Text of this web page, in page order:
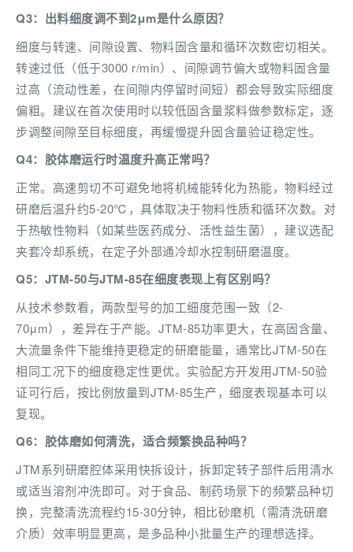
Q3：出料细度调不到2μm是什么原因？
细度与转速、间隙设置、物料固含量和循环次数密切相关。
转速过低（低于3000 r/min）、间隙调节偏大或物料固含量
过高（流动性差，在间隙内停留时间短）都会导致实际细度
偏粗。建议在首次使用时以较低固含量浆料做参数标定，逐
步调整间隙至目标细度，再缓慢提升固含量验证稳定性。
Q4：胶体磨运行时温度升高正常吗？
正常。高速剪切不可避免地将机械能转化为热能，物料经过
研磨后温升约5-20℃，具体取决于物料性质和循环次数。对
于热敏性物料（如某些医药成分、活性益生菌），建议选配
夹套冷却系统，在定子外部通冷却水控制研磨温度。
Q5：JTM-50与JTM-85在细度表现上有区别吗？
从技术参数看，两款型号的加工细度范围一致（2-
70μm），差异在于产能。JTM-85功率更大，在高固含量、
大流量条件下能维持更稳定的研磨能量，通常比JTM-50在
相同工况下的细度稳定性更优。实验配方开发用JTM-50验
证可行后，按比例放量到JTM-85生产，细度表现基本可以
复现。
Q6：胶体磨如何清洗，适合频繁换品种吗？
JTM系列研磨腔体采用快拆设计，拆卸定转子部件后用清水
或适当溶剂冲洗即可。对于食品、制药场景下的频繁品种切
换，完整清洗流程约15-30分钟，相比砂磨机（需清洗研磨
介质）效率明显更高，是多品种小批量生产的理想选择。